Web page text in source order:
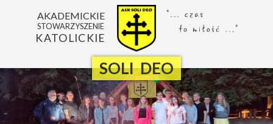
SOLI DEO
AKADEMICKIE
STOWARZYSZENIE
KATOLICKIE